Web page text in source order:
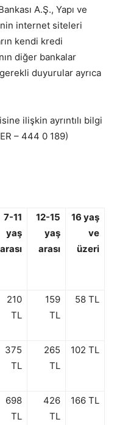
A.Ş., Yapı ve
internet siteleri
kendi kredi
diğer bankalar
duyurular ayrıca
ilişkin ayrıntılı bilgi
– 444 0 189)
7-11
yaş
arası
12-15
yaş
arası
16 yaş
ve
üzeri
210
TL
159
TL
58 TL
375
TL
265
TL
102 TL
698
TL
426
TL
166 TL